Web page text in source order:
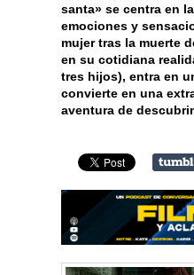
santa» se centra en
emociones y
mujer tras la muerte
en su cotidiana
tres hijos), entra en
convierte en una
aventura de